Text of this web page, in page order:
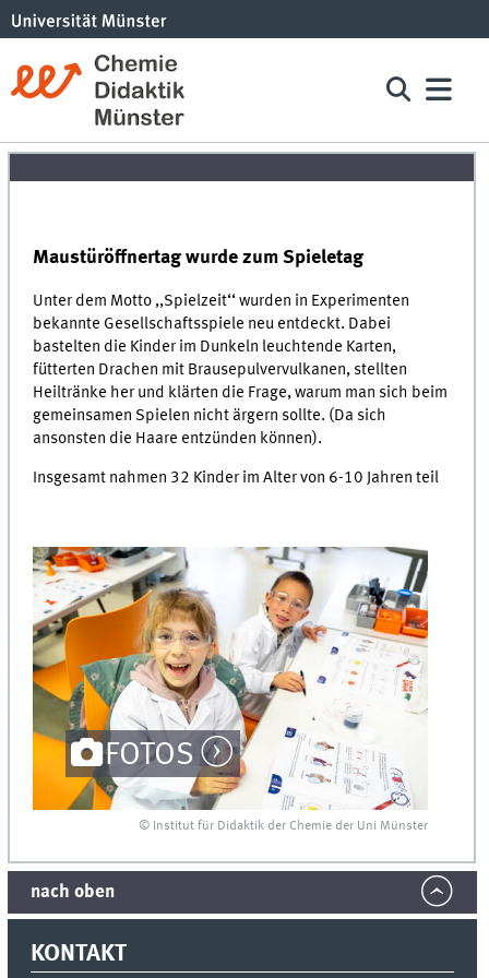
Maustüröffnertag wurde zum Spieletag
Unter dem Motto ,,Spielzeit‘‘ wurden in Experimenten
bekannte Gesellschaftsspiele neu entdeckt. Dabei
bastelten die Kinder im Dunkeln leuchtende Karten,
fütterten Drachen mit Brausepulvervulkanen, stellten
Heiltränke her und klärten die Frage, warum man sich beim
gemeinsamen Spielen nicht ärgern sollte. (Da sich
ansonsten die Haare entzünden können).
Insgesamt nahmen 32 Kinder im Alter von 6-10 Jahren teil
FOTOS
© Institut für Didaktik der Chemie der Uni Münster
nach oben
KONTAKT